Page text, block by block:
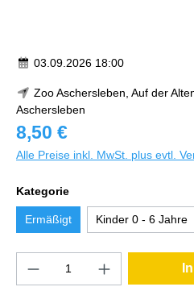
03.09.2026 18:00
Zoo Aschersleben, Auf der
Aschersleben
8,50 €
Alle Preise inkl. MwSt. plus evtl.
Kategorie
Ermäßigt Kinder 0 - 6 Jahre